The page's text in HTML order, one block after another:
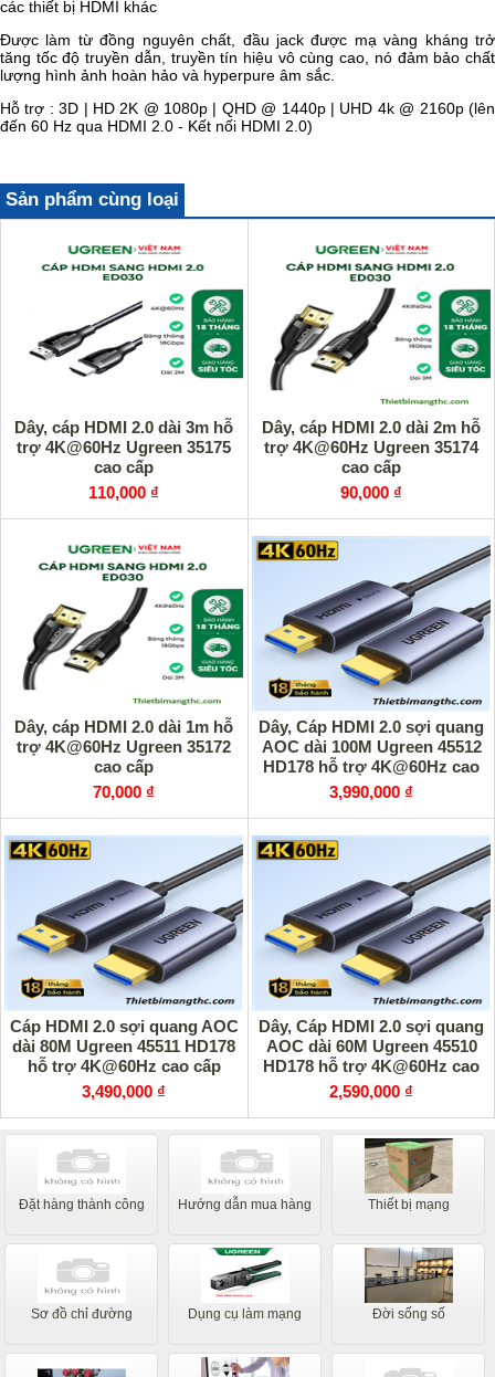
các thiết bị HDMI khác
Được làm từ đồng nguyên chất, đầu jack được mạ vàng kháng trở
tăng tốc độ truyền dẫn, truyền tín hiệu vô cùng cao, nó đảm bảo chất
lượng hình ảnh hoàn hảo và hyperpure âm sắc.
Hỗ trợ : 3D | HD 2K @ 1080p | QHD @ 1440p | UHD 4k @ 2160p (lên
đến 60 Hz qua HDMI 2.0 - Kết nối HDMI 2.0)
Sản phẩm cùng loại
Dây, cáp HDMI 2.0 dài 3m hỗ
trợ 4K@60Hz Ugreen 35175
cao cấp
110,000 ₫
Dây, cáp HDMI 2.0 dài 2m hỗ
trợ 4K@60Hz Ugreen 35174
cao cấp
90,000 ₫
Dây, cáp HDMI 2.0 dài 1m hỗ
trợ 4K@60Hz Ugreen 35172
cao cấp
70,000 ₫
Dây, Cáp HDMI 2.0 sợi quang
AOC dài 100M Ugreen 45512
HD178 hỗ trợ 4K@60Hz cao
cấp
3,990,000 ₫
Cáp HDMI 2.0 sợi quang AOC
dài 80M Ugreen 45511 HD178
hỗ trợ 4K@60Hz cao cấp
3,490,000 ₫
Dây, Cáp HDMI 2.0 sợi quang
AOC dài 60M Ugreen 45510
HD178 hỗ trợ 4K@60Hz cao
cấp
2,590,000 ₫
Đặt hàng thành công Hướng dẫn mua hàng Thiết bị mạng
Sơ đồ chỉ đường Dụng cụ làm mạng Đời sống số